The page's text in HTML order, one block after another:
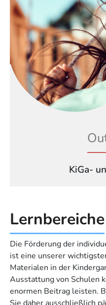
KiGa-
Lernbereiche
Die Förderung der
ist eine unserer
Materialen in der
Ausstattung von Schulen
enormen Beitrag leisten.